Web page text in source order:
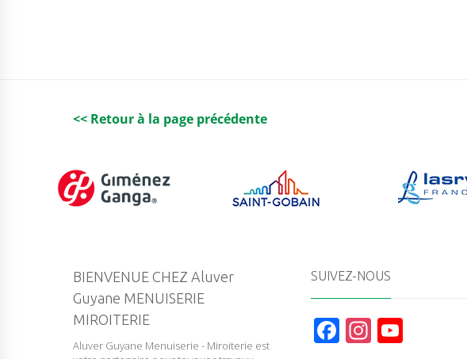
<< Retour à la page précédente
BIENVENUE CHEZ Aluver
Guyane MENUISERIE
MIROITERIE
Aluver Guyane Menuiserie - Miroiterie est
SUIVEZ-NOUS
F In